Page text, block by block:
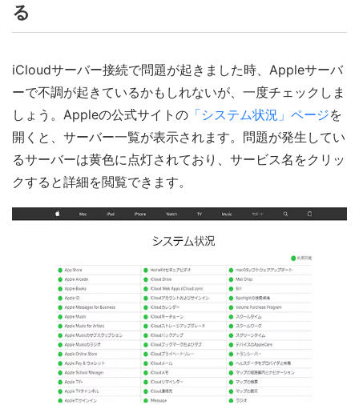
る
iCloudサーバー接続で問題が起きました時、Appleサーバ
ーで不調が起きているかもしれないが、一度チェックしま
しょう。Appleの公式サイトの 「システム状況」ページを
開くと、サーバー一覧が表示されます。問題が発生してい
るサーバーは黄色に点灯されており、サービス名をクリッ
クすると詳細を閲覧できます。